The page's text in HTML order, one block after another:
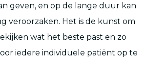
geven, en op de lange duur kan
veroorzaken. Het is de kunst om
wat het beste past en zo
iedere individuele patiënt op te